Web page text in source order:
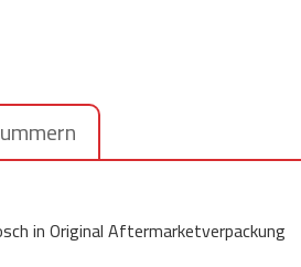
in Original Aftermarketverpackung